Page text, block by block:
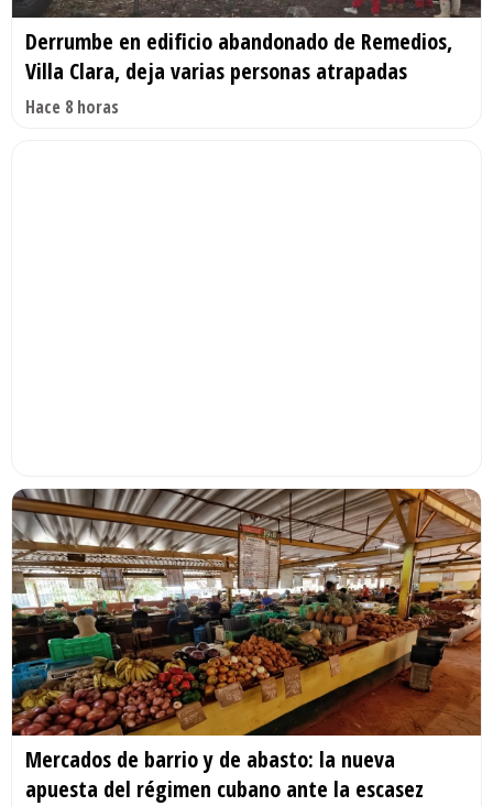
Derrumbe en edificio abandonado de Remedios,
Villa Clara, deja varias personas atrapadas
Hace 8 horas
Mercados de barrio y de abasto: la nueva
apuesta del régimen cubano ante la escasez